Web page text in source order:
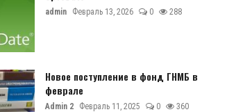
admin Февраль 13, 2026 0 288
Новое поступление в фонд ГНМБ в
феврале
Admin 2 Февраль 11, 2025 0 360